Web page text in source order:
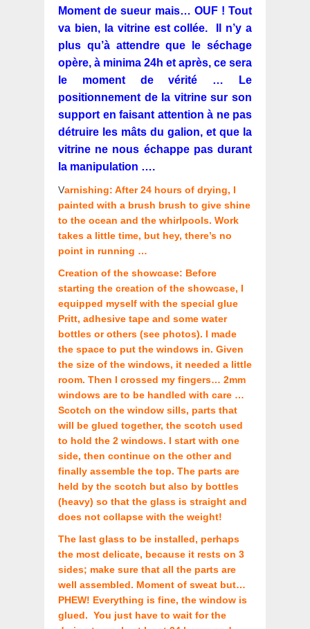
Moment de sueur mais… OUF ! Tout
va bien, la vitrine est collée. Il n’y a
plus qu’à attendre que le séchage
opère, à minima 24h et après, ce sera
le moment de vérité … Le
positionnement de la vitrine sur son
support en faisant attention à ne pas
détruire les mâts du galion, et que la
vitrine ne nous échappe pas durant
la manipulation ….
Varnishing: After 24 hours of drying, I
painted with a brush brush to give shine
to the ocean and the whirlpools. Work
takes a little time, but hey, there’s no
point in running …
Creation of the showcase: Before
starting the creation of the showcase, I
equipped myself with the special glue
Pritt, adhesive tape and some water
bottles or others (see photos). I made
the space to put the windows in. Given
the size of the windows, it needed a little
room. Then I crossed my fingers… 2mm
windows are to be handled with care …
Scotch on the window sills, parts that
will be glued together, the scotch used
to hold the 2 windows. I start with one
side, then continue on the other and
finally assemble the top. The parts are
held by the scotch but also by bottles
(heavy) so that the glass is straight and
does not collapse with the weight!
The last glass to be installed, perhaps
the most delicate, because it rests on 3
sides; make sure that all the parts are
well assembled. Moment of sweat but…
PHEW! Everything is fine, the window is
glued. You just have to wait for the